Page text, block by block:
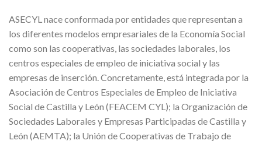
ASECYL nace conformada por entidades que representan a
los diferentes modelos empresariales de la Economía Social
como son las cooperativas, las sociedades laborales, los
centros especiales de empleo de iniciativa social y las
empresas de inserción. Concretamente, está integrada por la
Asociación de Centros Especiales de Empleo de Iniciativa
Social de Castilla y León (FEACEM CYL); la Organización de
Sociedades Laborales y Empresas Participadas de Castilla y
León (AEMTA); la Unión de Cooperativas de Trabajo de